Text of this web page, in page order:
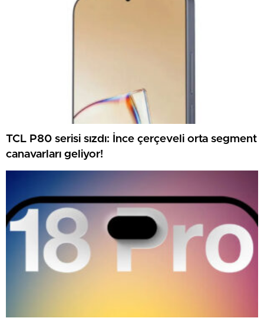
TCL P80 serisi sızdı: İnce çerçeveli orta segment
canavarları geliyor!